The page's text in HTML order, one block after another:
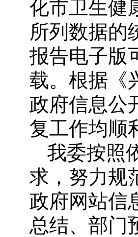
化市卫生健
所列数据的
报告电子版
载。根据《
政府信息公
复工作均顺
我委按照
求，努力规
政府网站信
总结、部门